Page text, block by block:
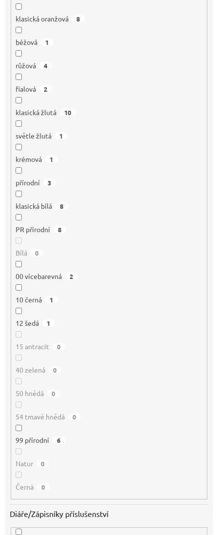
klasická oranžová 8
béžová 1
růžová 4
fialová 2
klasická žlutá 10
světle žlutá 1
krémová 1
přírodní 3
klasická bílá 8
PR přírodní 8
Bílá 0
00 vícebarevná 2
10 černá 1
12 šedá 1
15 antracit 0
40 zelená 0
50 hnědá 0
54 tmavě hnědá 0
99 přírodní 6
Natur 0
Černá 0
Diáře/Zápisníky příslušenství